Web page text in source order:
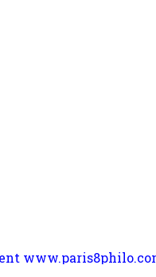
mouvement anti-CPE,
de l'expérimentation à
(2 mails par mois),